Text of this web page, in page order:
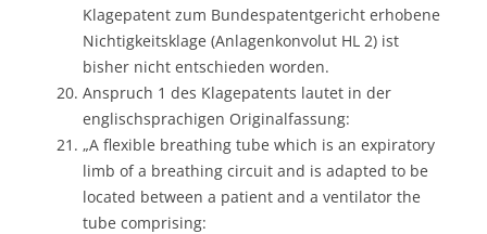
Klagepatent zum Bundespatentgericht erhobene
Nichtigkeitsklage (Anlagenkonvolut HL 2) ist
bisher nicht entschieden worden.
Anspruch 1 des Klagepatents lautet in der
englischsprachigen Originalfassung:
„A flexible breathing tube which is an expiratory
limb of a breathing circuit and is adapted to be
located between a patient and a ventilator the
tube comprising: